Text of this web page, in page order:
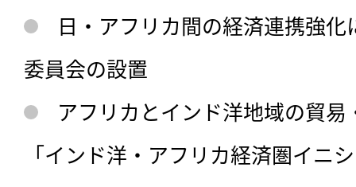
日・アフリカ間の経済連携強
委員会の設置
アフリカとインド洋地域の貿
「インド洋・アフリカ経済圏イニ